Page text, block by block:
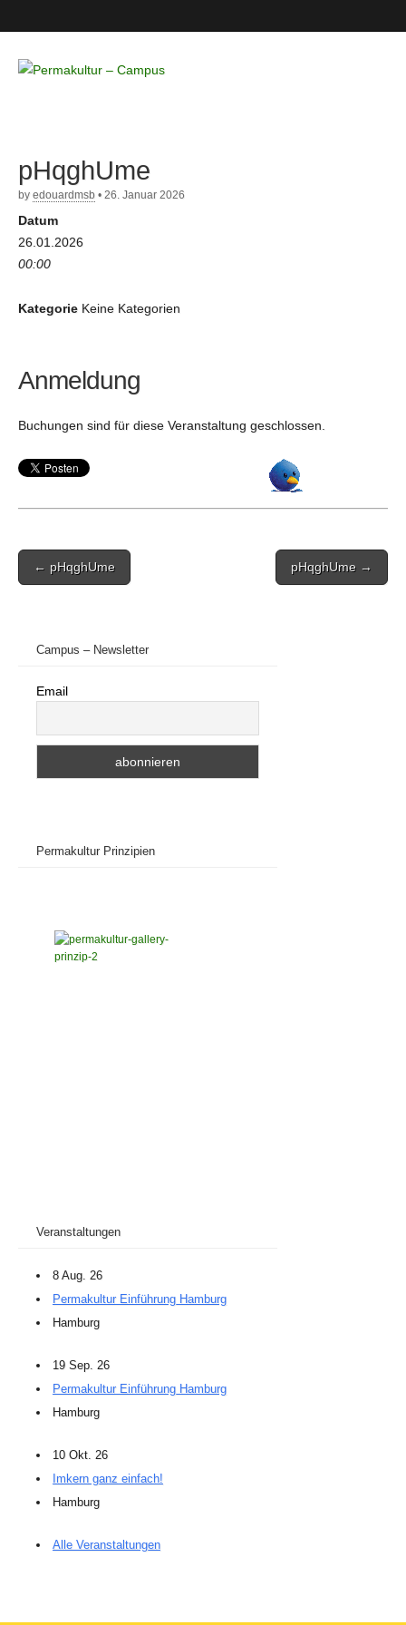
– Campus
pHqghUme
by edouardmsb • 26. Januar 2026
Datum
26.01.2026
00:00
Kategorie Keine Kategorien
Anmeldung
Buchungen sind für diese Veranstaltung geschlossen.
Post
navigation
← pHqghUme pHqghUme →
Campus – Newsletter
Email
Permakultur Prinzipien
Veranstaltungen
8 Aug. 26
Permakultur Einführung Hamburg
Hamburg
19 Sep. 26
Permakultur Einführung Hamburg
Hamburg
10 Okt. 26
Imkern ganz einfach!
Hamburg
Alle Veranstaltungen